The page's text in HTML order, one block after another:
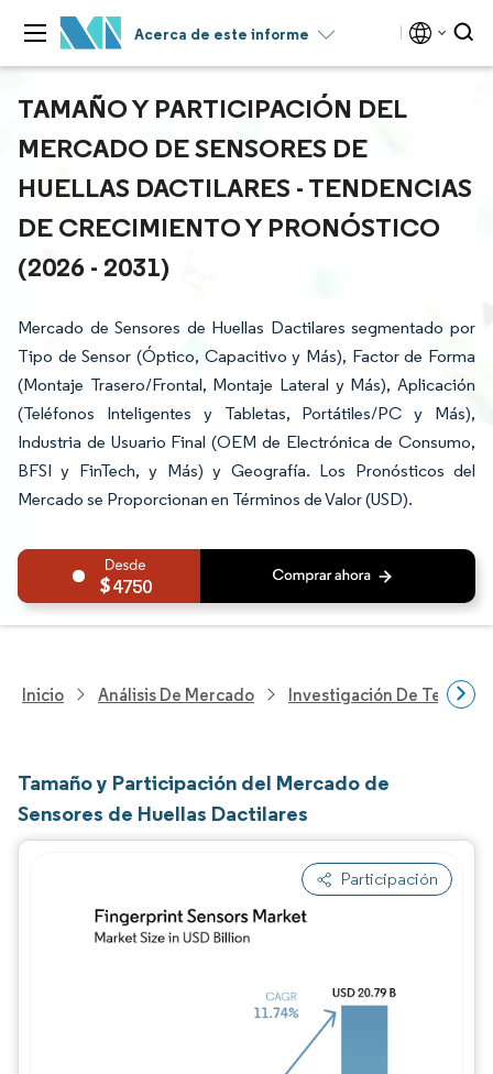
Acerca de este informe
TAMAÑO Y PARTICIPACIÓN DEL
MERCADO DE SENSORES DE
HUELLAS DACTILARES - TENDENCIAS
DE CRECIMIENTO Y PRONÓSTICO
(2026 - 2031)
Mercado de Sensores de Huellas Dactilares segmentado por
Tipo de Sensor (Óptico, Capacitivo y Más), Factor de Forma
(Montaje Trasero/Frontal, Montaje Lateral y Más), Aplicación
(Teléfonos Inteligentes y Tabletas, Portátiles/PC y Más),
Industria de Usuario Final (OEM de Electrónica de Consumo,
BFSI y FinTech, y Más) y Geografía. Los Pronósticos del
Mercado se Proporcionan en Términos de Valor (USD).
4750
Inicio Análisis De Mercado Investigación De
Tamaño y Participación del Mercado de
Sensores de Huellas Dactilares
Participación